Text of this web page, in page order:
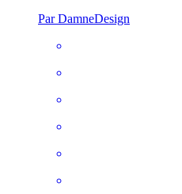
Par DamneDesign